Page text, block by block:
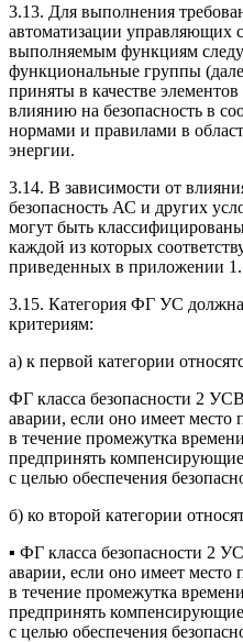
3.13. Для выполнения
автоматизации управляющих
выполняемым функциям
функциональные группы
приняты в качестве
влиянию на безопасность в
нормами и правилами в
энергии.
3.14. В зависимости от
безопасность АС и других
могут быть
каждой из которых
приведенных в приложении 1.
3.15. Категория ФГ УС
критериям:
а) к первой категории
ФГ класса безопасности 2
аварии, если оно имеет место
в течение промежутка
предпринять
с целью обеспечения
б) ко второй категории
▪ ФГ класса безопасности 2
аварии, если оно имеет место
в течение промежутка
предпринять
с целью обеспечения